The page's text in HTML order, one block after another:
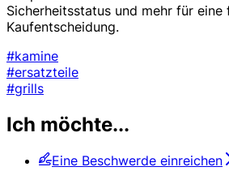
Sicherheitsstatus und mehr für eine
Kaufentscheidung.
#kamine
#ersatzteile
#grills
Ich möchte...
Eine Beschwerde einreichen